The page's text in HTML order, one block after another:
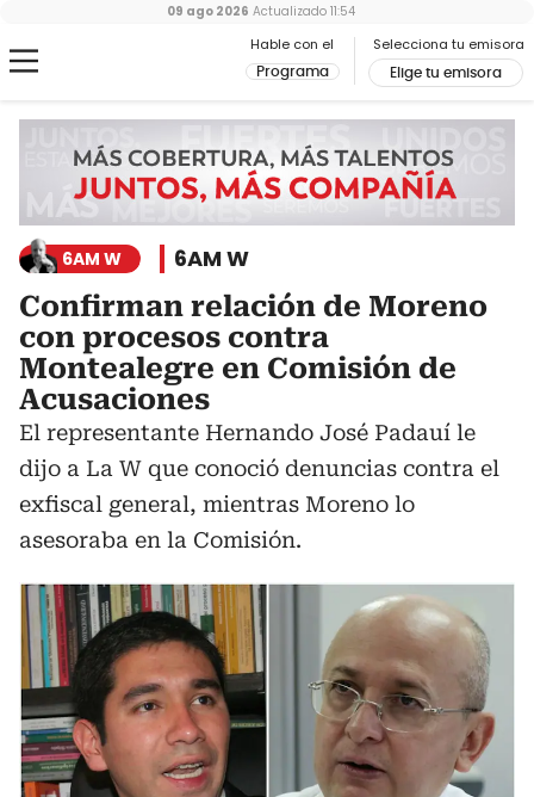
Hable con el
Programa
Selecciona tu emisora
Elige tu emisora
09 ago 2026 Actualizado 11:54
6AM W 6AM W
Confirman relación de Moreno
con procesos contra
Montealegre en Comisión de
Acusaciones
El representante Hernando José Padauí le
dijo a La W que conoció denuncias contra el
exfiscal general, mientras Moreno lo
asesoraba en la Comisión.